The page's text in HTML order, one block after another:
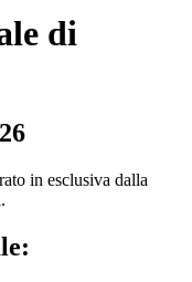
di
in esclusiva dalla